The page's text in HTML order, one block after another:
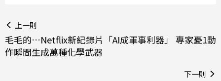
上一則
毛毛的…Netflix新紀錄片「AI成軍事利器」 專家憂1動
作瞬間生成萬種化學武器
下一則